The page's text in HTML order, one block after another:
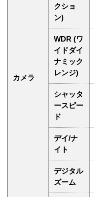
カメラ
クショ
ン)
WDR (ワ
イドダイ
ナミック
レンジ)
シャッタ
ースピー
ド
デイ/ナ
イト
デジタル
ズーム